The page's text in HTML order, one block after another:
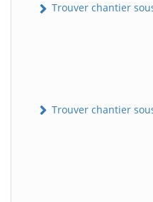
Trouver chantier
Trouver chantier